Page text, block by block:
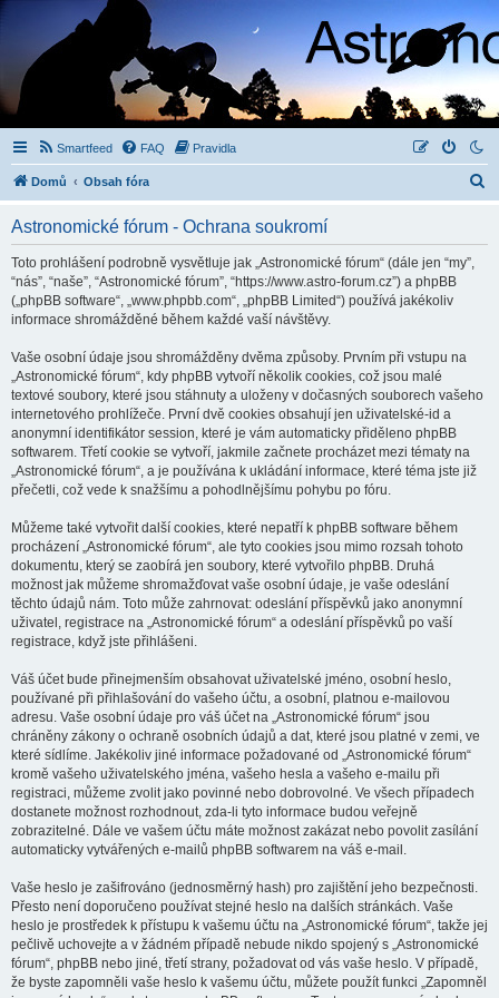
Smartfeed FAQ Pravidla
Domů Obsah fóra
Astronomické fórum - Ochrana soukromí
Toto prohlášení podrobně vysvětluje jak „Astronomické fórum“ (dále jen “my”,
“nás”, “naše”, “Astronomické fórum”, “https://www.astro-forum.cz”) a phpBB
(„phpBB software“, „www.phpbb.com“, „phpBB Limited“) používá jakékoliv
informace shromážděné během každé vaší návštěvy.
Vaše osobní údaje jsou shromážděny dvěma způsoby. Prvním při vstupu na
„Astronomické fórum“, kdy phpBB vytvoří několik cookies, což jsou malé
textové soubory, které jsou stáhnuty a uloženy v dočasných souborech vašeho
internetového prohlížeče. První dvě cookies obsahují jen uživatelské-id a
anonymní identifikátor session, které je vám automaticky přiděleno phpBB
softwarem. Třetí cookie se vytvoří, jakmile začnete procházet mezi tématy na
„Astronomické fórum“, a je používána k ukládání informace, které téma jste již
přečetli, což vede k snažšímu a pohodlnějšímu pohybu po fóru.
Můžeme také vytvořit další cookies, které nepatří k phpBB software během
procházení „Astronomické fórum“, ale tyto cookies jsou mimo rozsah tohoto
dokumentu, který se zaobírá jen soubory, které vytvořilo phpBB. Druhá
možnost jak můžeme shromažďovat vaše osobní údaje, je vaše odeslání
těchto údajů nám. Toto může zahrnovat: odeslání příspěvků jako anonymní
uživatel, registrace na „Astronomické fórum“ a odeslání příspěvků po vaší
registrace, když jste přihlášeni.
Váš účet bude přinejmenším obsahovat uživatelské jméno, osobní heslo,
používané při přihlašování do vašeho účtu, a osobní, platnou e-mailovou
adresu. Vaše osobní údaje pro váš účet na „Astronomické fórum“ jsou
chráněny zákony o ochraně osobních údajů a dat, které jsou platné v zemi, ve
které sídlíme. Jakékoliv jiné informace požadované od „Astronomické fórum“
kromě vašeho uživatelského jména, vašeho hesla a vašeho e-mailu při
registraci, můžeme zvolit jako povinné nebo dobrovolné. Ve všech případech
dostanete možnost rozhodnout, zda-li tyto informace budou veřejně
zobrazitelné. Dále ve vašem účtu máte možnost zakázat nebo povolit zasílání
automaticky vytvářených e-mailů phpBB softwarem na váš e-mail.
Vaše heslo je zašifrováno (jednosměrný hash) pro zajištění jeho bezpečnosti.
Přesto není doporučeno používat stejné heslo na dalších stránkách. Vaše
heslo je prostředek k přístupu k vašemu účtu na „Astronomické fórum“, takže jej
pečlivě uchovejte a v žádném případě nebude nikdo spojený s „Astronomické
fórum“, phpBB nebo jiné, třetí strany, požadovat od vás vaše heslo. V případě,
že byste zapomněli vaše heslo k vašemu účtu, můžete použít funkci „Zapomněl